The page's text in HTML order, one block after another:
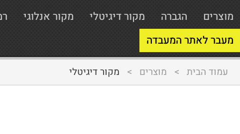
מוצרים הגברה מקור דיגיטלי מקור אנלוגי
מעבר לאתר המעבדה
עמוד הבית> מוצרים > מקור דיגיטלי